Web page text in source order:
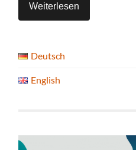
Weiterlesen
Deutsch
English